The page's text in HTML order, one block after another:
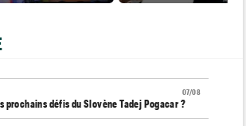
07/08
prochains défis du Slovène Tadej Pogacar ?